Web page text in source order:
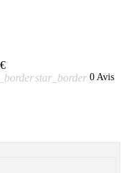
star_border 0 Avis